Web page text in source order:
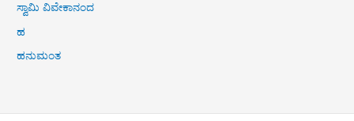
ಸ್ವಾಮಿ ವಿವೇಕಾನಂದ
ಹ
ಹನುಮಂತ